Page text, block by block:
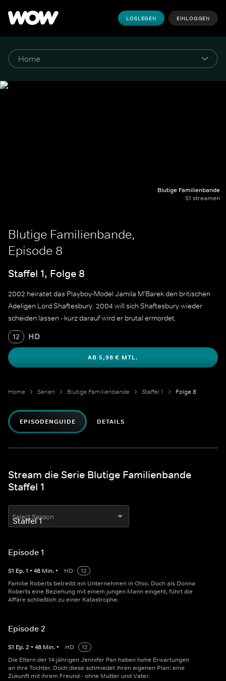
LOSLEGEN EINLOGGEN
Blutige Familienbande
S1 streamen
Blutige Familienbande,
Episode 8
Staffel 1, Folge 8
2002 heiratet das Playboy-Model Jamila M'Barek den britischen
Adeligen Lord Shaftesbury. 2004 will sich Shaftesbury wieder
scheiden lassen - kurz darauf wird er brutal ermordet.
12 HD
AB 5,98 € MTL.
Home Serien Blutige Familienbande Staffel 1 Folge 8
EPISODENGUIDE DETAILS
Stream die Serie Blutige Familienbande
Staffel 1
Select Season
Episode 1
S1 Ep.1 • 48 Min. • HD
12
Familie Roberts betreibt ein Unternehmen in Ohio. Doch als Donna
Roberts eine Beziehung mit einem jungen Mann eingeht, führt die
Affäre schließlich zu einer Katastrophe.
Episode 2
S1 Ep.2 • 48 Min. • HD
12
Die Eltern der 14-jährigen Jennifer Pan haben hohe Erwartungen
an ihre Tochter. Doch diese schmiedet ihren eigenen Plan: eine
Zukunft mit ihrem Freund - ohne Mutter und Vater.